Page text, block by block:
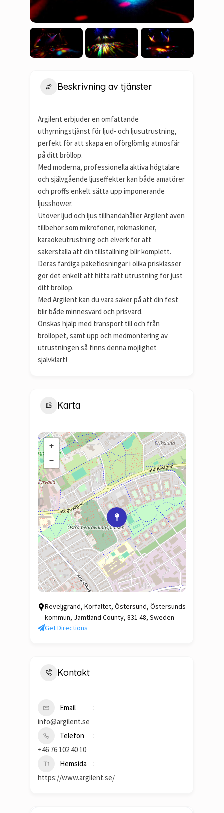
Beskrivning av tjänster
Argilent erbjuder en omfattande
uthyrningstjänst för ljud- och ljusutrustning,
perfekt för att skapa en oförglömlig atmosfär
på ditt bröllop.
Med moderna, professionella aktiva högtalare
och självgående ljuseffekter kan både amatörer
och proffs enkelt sätta upp imponerande
ljusshower.
Utöver ljud och ljus tillhandahåller Argilent även
tillbehör som mikrofoner, rökmaskiner,
karaokeutrustning och elverk för att
säkerställa att din tillställning blir komplett.
Deras färdiga paketlösningar i olika prisklasser
gör det enkelt att hitta rätt utrustning för just
ditt bröllop.
Med Argilent kan du vara säker på att din fest
blir både minnesvärd och prisvärd.
Önskas hjälp med transport till och från
bröllopet, samt upp och medmontering av
utrustningen så finns denna möjlighet
självklart!
Karta
+
−
Reveljgränd, Körfältet, Östersund, Östersunds
kommun, Jämtland County, 831 48, Sweden
Get Directions
Kontakt
Email
info@argilent.se
Telefon
+46 76 102 40 10
Hemsida
https://www.argilent.se/